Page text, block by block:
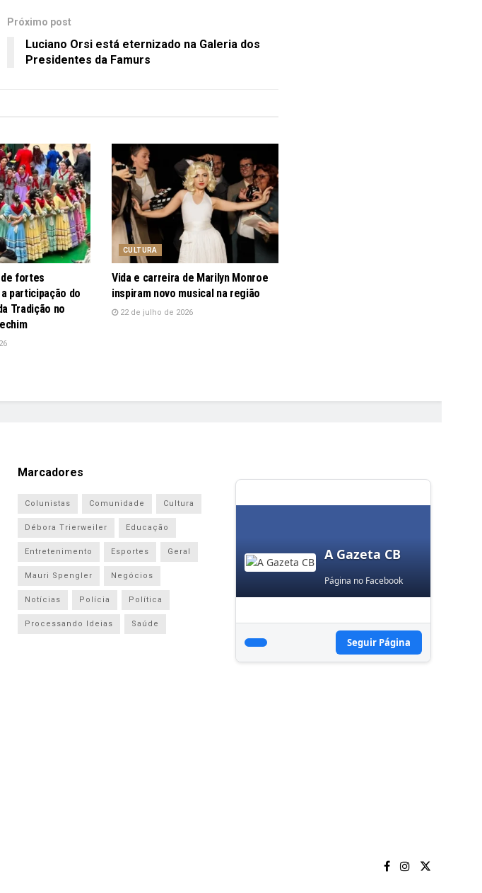
Próximo post
Luciano Orsi está eternizado na Galeria dos
Presidentes da Famurs
de fortes
participação do
Tradição no
CULTURA
Vida e carreira de Marilyn Monroe
inspiram novo musical na região
22 de julho de 2026
Marcadores
Colunistas Comunidade Cultura
Débora Trierweiler Educação
Entretenimento Esportes Geral
Mauri Spengler Negócios
Notícias Polícia Política
Processando Ideias Saúde
A Gazeta CB
Página no Facebook
Seguir Página